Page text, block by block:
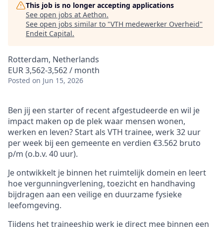
This job is no longer accepting applications
See open jobs at Aethon.
See open jobs similar to "VTH medewerker Overheid"
Endeit Capital.
Rotterdam, Netherlands
EUR 3,562-3,562 / month
Posted on Jun 15, 2026
Ben jij een starter of recent afgestudeerde en wil je
impact maken op de plek waar mensen wonen,
werken en leven? Start als VTH trainee, werk 32 uur
per week bij een gemeente en verdien €3.562 bruto
p/m (o.b.v. 40 uur).
Je ontwikkelt je binnen het ruimtelijk domein en leert
hoe vergunningverlening, toezicht en handhaving
bijdragen aan een veilige en duurzame fysieke
leefomgeving.
Tijdens het traineeship werk je direct mee binnen een